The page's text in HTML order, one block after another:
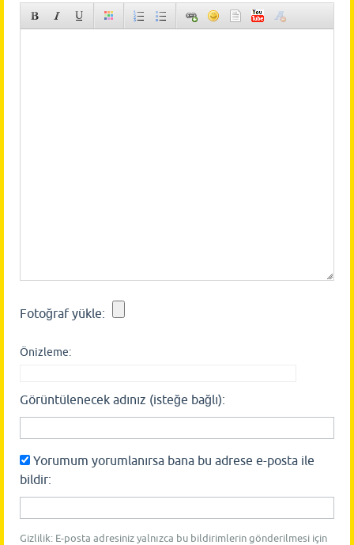
Fotoğraf yükle:
Önizleme:
Görüntülenecek adınız (isteğe bağlı):
Yorumum yorumlanırsa bana bu adrese e-posta ile
bildir:
Gizlilik: E-posta adresiniz yalnızca bu bildirimlerin gönderilmesi için